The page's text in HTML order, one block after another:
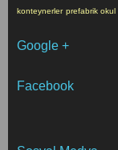
konteynerler prefabrik okul
Google +
Facebook